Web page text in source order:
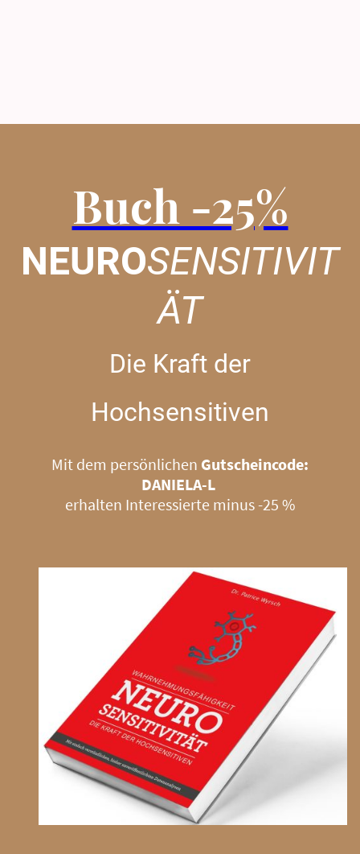
Buch -25%
NEUROSENSITIVIT
ÄT
Die Kraft der
Hochsensitiven
Mit dem persönlichen Gutscheincode:
DANIELA-L
erhalten Interessierte minus -25 %